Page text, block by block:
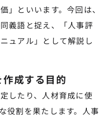
」といいます。今回は、
義語と捉え、「人事評
ュアル」として解説し
成する目的
したり、人材育成に使
役割を果たします。人事